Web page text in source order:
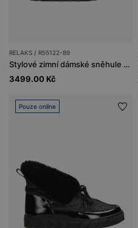
RELAKS / R55122-89
Stylové zimní dámské sněhule s oteplujícím vláknem
3499.00 Kč
Pouze online